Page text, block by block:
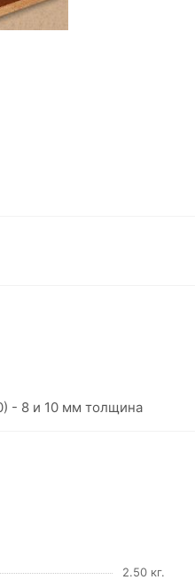
- 8 и 10 мм толщина
2.50 кг.